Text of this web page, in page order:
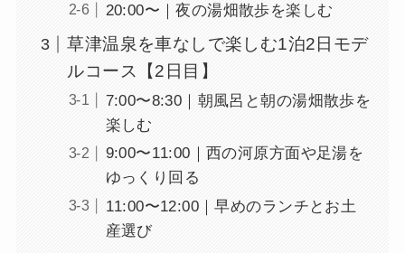
20:00〜｜夜の湯畑散歩を楽しむ
草津温泉を車なしで楽しむ1泊2日モデ
ルコース【2日目】
7:00〜8:30｜朝風呂と朝の湯畑散歩を
楽しむ
9:00〜11:00｜西の河原方面や足湯を
ゆっくり回る
11:00〜12:00｜早めのランチとお土
産選び